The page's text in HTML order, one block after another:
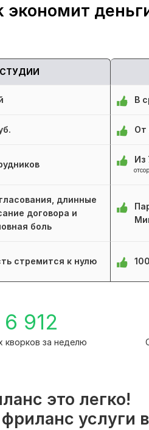
экономит
СТУДИИ
В
От
Из
длинные
договора и
боль
стремится к нулю
6 912
кворков за неделю
это легко!
услуги